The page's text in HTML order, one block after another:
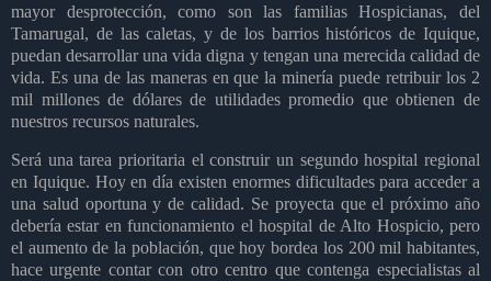
mayor desprotección, como son las familias Hospicianas, del
Tamarugal, de las caletas, y de los barrios históricos de Iquique,
puedan desarrollar una vida digna y tengan una merecida calidad de
vida. Es una de las maneras en que la minería puede retribuir los 2
mil millones de dólares de utilidades promedio que obtienen de
nuestros recursos naturales.
Será una tarea prioritaria el construir un segundo hospital regional
en Iquique. Hoy en día existen enormes dificultades para acceder a
una salud oportuna y de calidad. Se proyecta que el próximo año
debería estar en funcionamiento el hospital de Alto Hospicio, pero
el aumento de la población, que hoy bordea los 200 mil habitantes,
hace urgente contar con otro centro que contenga especialistas al